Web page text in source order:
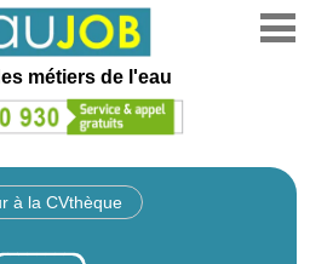
métiers de l'eau
à la CVthèque